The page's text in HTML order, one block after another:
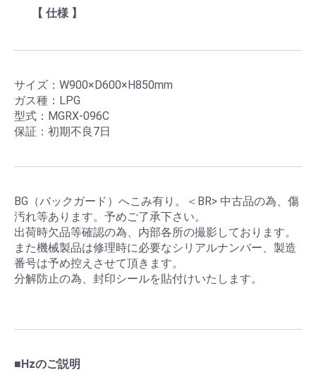
【 仕様 】
サイズ：W900×D600×H850mm
ガス種：LPG
型式：MGRX-096C
保証：初期不良7日
BG（バックガード）へこみ有り。＜BR> 中古品の為、傷
汚れ等あります。予めご了承下さい。
出荷時欠品等確認の為、内部各所の撮影しております。
また機械製品は修理時に必要なシリアルナンバー、製造
番号は予め控えさせて頂きます。
分解防止の為、封印シールを貼付けいたします。
■Hzのご説明